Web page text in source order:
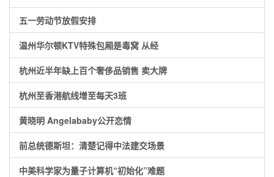
五一劳动节放假安排
温州华尔顿KTV特殊包厢是毒窝 从经
杭州近半年缺上百个奢侈品销售 卖大牌
杭州至香港航线增至每天3班
黄晓明 Angelababy公开恋情
前总统德斯坦：清楚记得中法建交场景
中美科学家为量子计算机“初始化”难题